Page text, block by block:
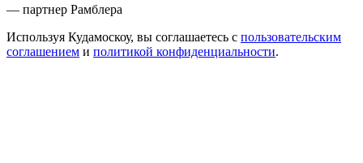
— партнер Рамблера
Используя Кудамоскоу, вы соглашаетесь с пользовательским
соглашением и политикой конфиденциальности.